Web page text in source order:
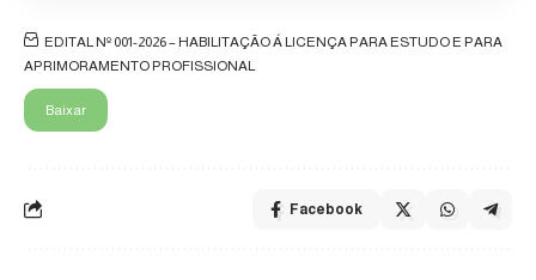
EDITAL Nº 001-2026 – HABILITAÇÃO Á LICENÇA PARA ESTUDO E PARA
APRIMORAMENTO PROFISSIONAL
Baixar
Facebook